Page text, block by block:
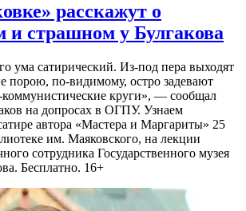
расскажут о
и страшном у Булгакова
ума сатирический. Из-под пера выходят
порою, по-видимому, остро задевают
круги», — сообщал
на допросах в ОГПУ. Узнаем
автора «Мастера и Маргариты» 25
им. Маяковского, на лекции
сотрудника Государственного музея
Бесплатно. 16+